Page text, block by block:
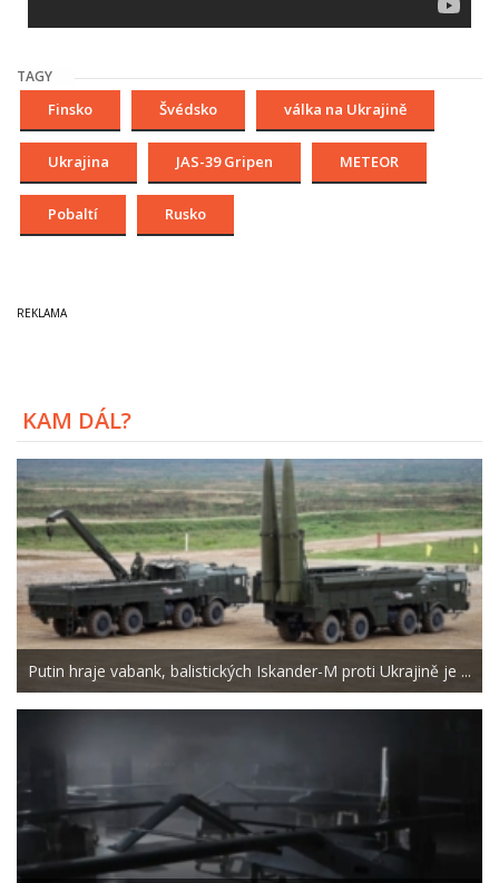
TAGY
Finsko Švédsko válka na Ukrajině
Ukrajina JAS-39 Gripen METEOR
Pobaltí Rusko
KAM DÁL?
Putin hraje vabank, balistických Iskander-M proti Ukrajině je ...